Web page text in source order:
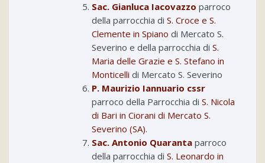
Sac. Gianluca Iacovazzo parroco
della parrocchia di S. Croce e S.
Clemente in Spiano di Mercato S.
Severino e della parrocchia di S.
Maria delle Grazie e S. Stefano in
Monticelli di Mercato S. Severino
P. Maurizio Iannuario cssr
parroco della Parrocchia di S. Nicola
di Bari in Ciorani di Mercato S.
Severino (SA).
Sac. Antonio Quaranta parroco
della parrocchia di S. Leonardo in